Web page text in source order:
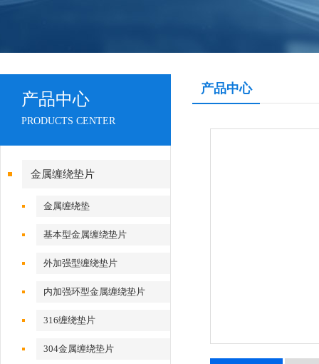
产品中心
PRODUCTS CENTER
金属缠绕垫片
金属缠绕垫
基本型金属缠绕垫片
外加强型缠绕垫片
内加强环型金属缠绕垫片
316缠绕垫片
304金属缠绕垫片
产品中心